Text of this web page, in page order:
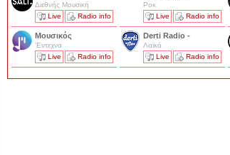
Διεθνής Μουσική
Live
Radio info
Ροκ
Live
Radio info
Μουσικός
'Εντεχνα
Live
Radio info
Derti Radio -
Λαϊκά
Live
Radio info